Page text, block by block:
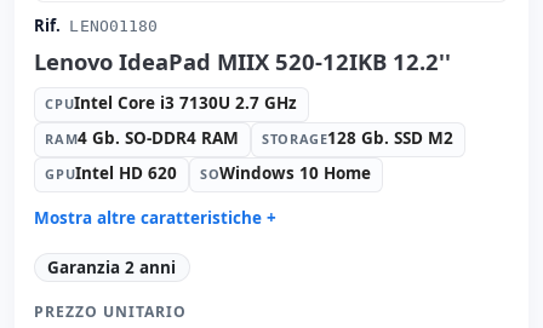
Rif. LENO01180
Lenovo IdeaPad MIIX 520-12IKB 12.2''
CPUIntel Core i3 7130U 2.7 GHz
RAM4 Gb. SO-DDR4 RAM STORAGE128 Gb. SSD M2
GPUIntel HD 620 SOWindows 10 Home
Mostra altre caratteristiche +
Formato: AIO
Suono: Realtek HD Audio
Carte: Rete:
Garanzia 2 anni
PREZZO UNITARIO